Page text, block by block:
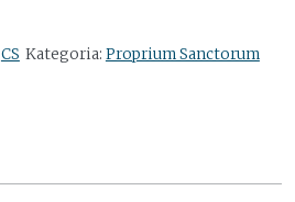
CS Kategoria: Proprium Sanctorum